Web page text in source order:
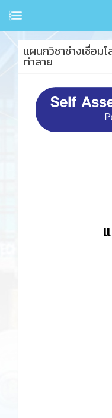
แผนกวิชาช่างเชื่อม
ทำลาย